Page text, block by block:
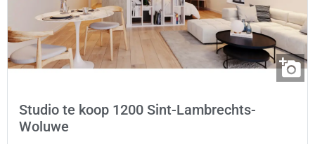
Studio te koop 1200 Sint-Lambrechts-
Woluwe